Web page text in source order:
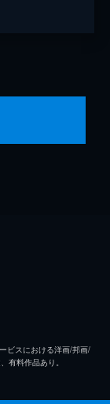
ビスにおける洋画/邦画/
有料作品あり。